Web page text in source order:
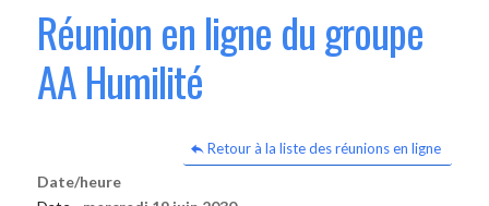
Réunion en ligne du groupe
AA Humilité
Retour à la liste des réunions en ligne
Date/heure